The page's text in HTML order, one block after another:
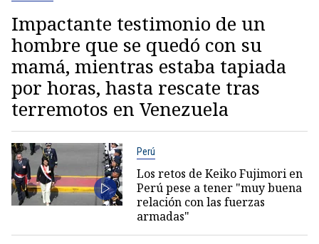
Impactante testimonio de un
hombre que se quedó con su
mamá, mientras estaba tapiada
por horas, hasta rescate tras
terremotos en Venezuela
Perú
Los retos de Keiko Fujimori en
Perú pese a tener "muy buena
relación con las fuerzas
armadas"